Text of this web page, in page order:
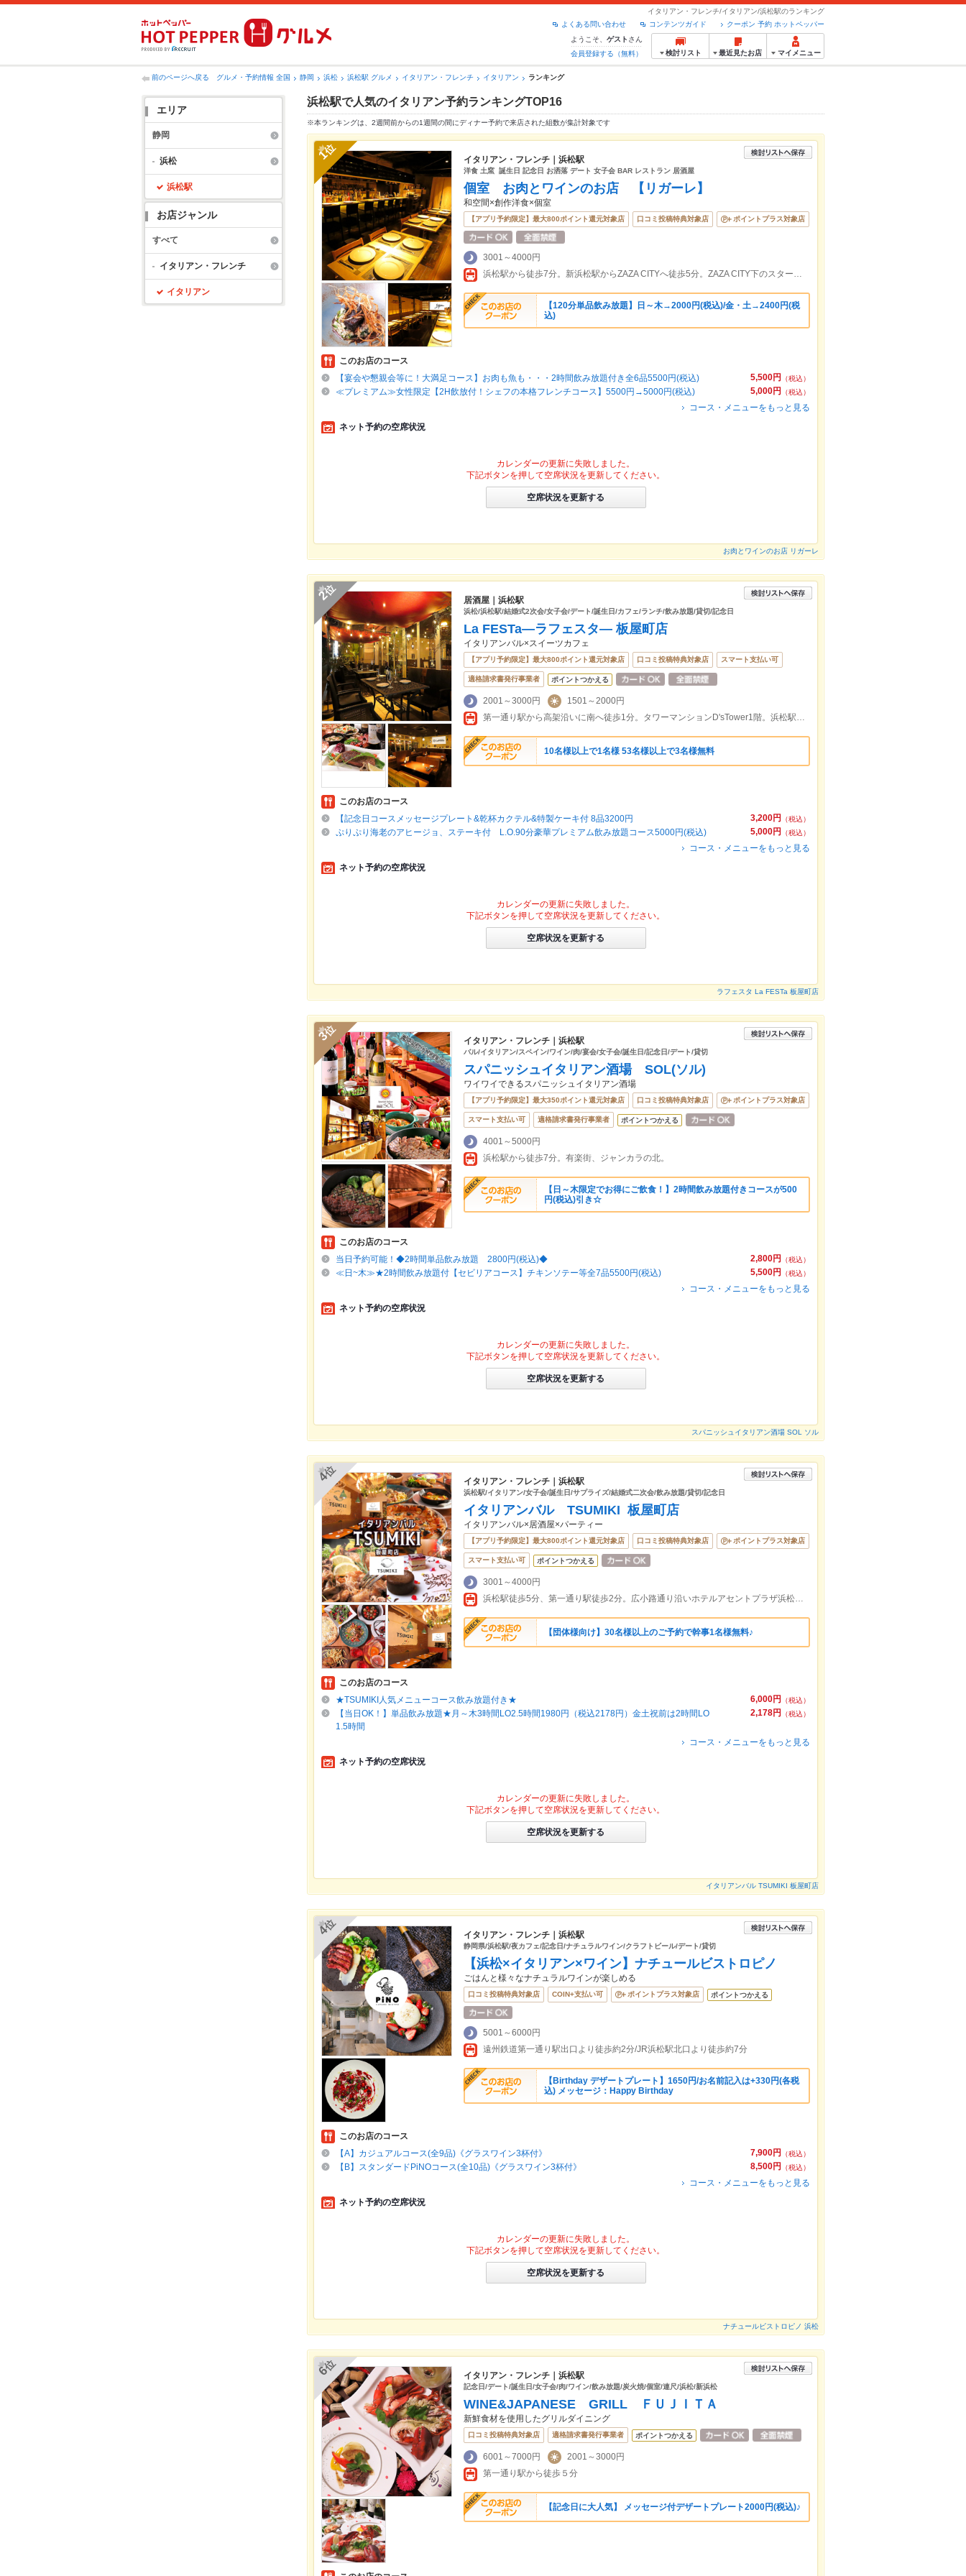
イタリアン・フレンチ/イタリアン/浜松駅のランキング
クーポン 予約 ホットペッパー
コンテンツガイド
よくある問い合わせ
ようこそ、 ゲスト さん
会員登録する（無料）
検討リスト 最近見たお店 マイメニュー
前のページへ戻る グルメ・予約情報 全国 静岡 浜松 浜松駅 グルメ イタリアン・フレンチ イタリアン ランキング
エリア
静岡
浜松
浜松駅
お店ジャンル
すべて
イタリアン・フレンチ
イタリアン
浜松駅で人気のイタリアン予約ランキングTOP16
※本ランキングは、2週間前からの1週間の間にディナー予約で来店された組数が集計対象です
1
位
イタリアン・フレンチ｜浜松駅
洋食 土窯 誕生日 記念日 お洒落 デート 女子会 BAR レストラン 居酒屋
個室 お肉とワインのお店 【リガーレ】
和空間×創作洋食×個室
【アプリ予約限定】最大800ポイント還元対象店 口コミ投稿特典対象店 ポイントプラス対象店
3001～4000円
浜松駅から徒歩7分。新浜松駅からZAZA CITYへ徒歩5分。ZAZA CITY下のスターバックスコーヒーの向かい。
【120分単品飲み放題】日～木→2000円(税込)/金・土→2400円(税
込)
このお店のコース
5,500円
（税込）
【宴会や懇親会等に！大満足コース】お肉も魚も・・・2時間飲み放題付き全6品5500円(税込)
5,000円
（税込）
≪プレミアム≫女性限定【2H飲放付！シェフの本格フレンチコース】5500円→5000円(税込)
コース・メニューをもっと見る
ネット予約の空席状況
カレンダーの更新に失敗しました。
下記ボタンを押して空席状況を更新してください。
空席状況を更新する
お肉とワインのお店 リガーレ
2
位
居酒屋｜浜松駅
浜松/浜松駅/結婚式2次会/女子会/デート/誕生日/カフェ/ランチ/飲み放題/貸切/記念日
La FESTa―ラフェスタ― 板屋町店
イタリアンバル×スイーツカフェ
【アプリ予約限定】最大800ポイント還元対象店 口コミ投稿特典対象店 スマート支払い可
適格請求書発行事業者 ポイントつかえる
2001～3000円
1501～2000円
第一通り駅から高架沿いに南へ徒歩1分。タワーマンションD'sTower1階。浜松駅徒歩3分、雨が降っても濡れずに行けます。
10名様以上で1名様 53名様以上で3名様無料
このお店のコース
3,200円
（税込）
【記念日コースメッセージプレート&乾杯カクテル&特製ケーキ付 8品3200円
5,000円
（税込）
ぷりぷり海老のアヒージョ、ステーキ付 L.O.90分豪華プレミアム飲み放題コース5000円(税込)
コース・メニューをもっと見る
ネット予約の空席状況
カレンダーの更新に失敗しました。
下記ボタンを押して空席状況を更新してください。
空席状況を更新する
ラフェスタ La FESTa 板屋町店
3
位
イタリアン・フレンチ｜浜松駅
バル/イタリアン/スペイン/ワイン/肉/宴会/女子会/誕生日/記念日/デート/貸切
スパニッシュイタリアン酒場 SOL(ソル)
ワイワイできるスパニッシュイタリアン酒場
【アプリ予約限定】最大350ポイント還元対象店 口コミ投稿特典対象店 ポイントプラス対象店
スマート支払い可 適格請求書発行事業者 ポイントつかえる
4001～5000円
浜松駅から徒歩7分。有楽街、ジャンカラの北。
【日～木限定でお得にご飲食！】2時間飲み放題付きコースが500
円(税込)引き☆
このお店のコース
2,800円
（税込）
当日予約可能！◆2時間単品飲み放題 2800円(税込)◆
5,500円
（税込）
≪日~木≫★2時間飲み放題付【セビリアコース】チキンソテー等全7品5500円(税込)
コース・メニューをもっと見る
ネット予約の空席状況
カレンダーの更新に失敗しました。
下記ボタンを押して空席状況を更新してください。
空席状況を更新する
スパニッシュイタリアン酒場 SOL ソル
4
位
イタリアン・フレンチ｜浜松駅
浜松駅/イタリアン/女子会/誕生日/サプライズ/結婚式二次会/飲み放題/貸切/記念日
イタリアンバル TSUMIKI 板屋町店
イタリアンバル×居酒屋×パーティー
【アプリ予約限定】最大800ポイント還元対象店 口コミ投稿特典対象店 ポイントプラス対象店
スマート支払い可 ポイントつかえる
3001～4000円
浜松駅徒歩5分、第一通り駅徒歩2分。広小路通り沿いホテルアセントプラザ浜松の隣、シティータワーの1Ｆ
【団体様向け】30名様以上のご予約で幹事1名様無料♪
このお店のコース
6,000円
（税込）
★TSUMIKI人気メニューコース飲み放題付き★
2,178円
（税込）
【当日OK！】単品飲み放題★月～木3時間LO2.5時間1980円（税込2178円）金土祝前は2時間LO
1.5時間
コース・メニューをもっと見る
ネット予約の空席状況
カレンダーの更新に失敗しました。
下記ボタンを押して空席状況を更新してください。
空席状況を更新する
イタリアンバル TSUMIKI 板屋町店
4
位
イタリアン・フレンチ｜浜松駅
静岡県/浜松駅/夜カフェ/記念日/ナチュラルワイン/クラフトビール/デート/貸切
【浜松×イタリアン×ワイン】ナチュールビストロピノ
ごはんと様々なナチュラルワインが楽しめる
口コミ投稿特典対象店 COIN+支払い可 ポイントプラス対象店 ポイントつかえる
5001～6000円
遠州鉄道第一通り駅出口より徒歩約2分/JR浜松駅北口より徒歩約7分
【Birthday デザートプレート】1650円/お名前記入は+330円(各税
込) メッセージ：Happy Birthday
このお店のコース
7,900円
（税込）
【A】カジュアルコース(全9品)《グラスワイン3杯付》
8,500円
（税込）
【B】スタンダードPiNOコース(全10品)《グラスワイン3杯付》
コース・メニューをもっと見る
ネット予約の空席状況
カレンダーの更新に失敗しました。
下記ボタンを押して空席状況を更新してください。
空席状況を更新する
ナチュールビストロピノ 浜松
6
位
イタリアン・フレンチ｜浜松駅
記念日/デート/誕生日/女子会/肉/ワイン/飲み放題/炭火焼/個室/連尺/浜松/新浜松
WINE&JAPANESE GRILL ＦＵＪＩＴＡ
新鮮食材を使用したグリルダイニング
口コミ投稿特典対象店 適格請求書発行事業者 ポイントつかえる
6001～7000円
2001～3000円
第一通り駅から徒歩５分
【記念日に大人気】 メッセージ付デザートプレート2000円(税込)♪